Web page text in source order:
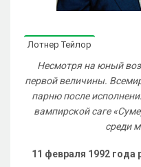
Лотнер Тейлор
Несмотря на юный
первой величины.
парню после
вампирской саге
среди
11 февраля 1992